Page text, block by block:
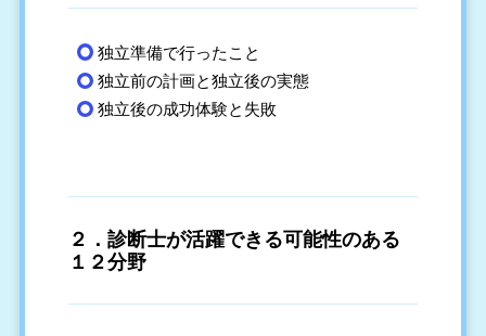
独立準備で行ったこと
独立前の計画と独立後の実態
独立後の成功体験と失敗
２．診断士が活躍できる可能性のある
１２分野